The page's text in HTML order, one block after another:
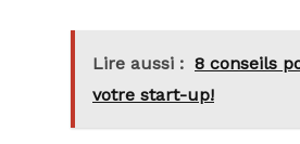
Lire aussi : 8 conseils
votre start-up!